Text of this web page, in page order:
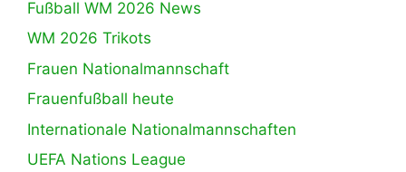
Fußball WM 2026 News
WM 2026 Trikots
Frauen Nationalmannschaft
Frauenfußball heute
Internationale Nationalmannschaften
UEFA Nations League